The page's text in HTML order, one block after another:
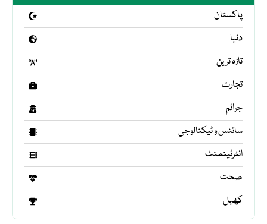
پاکستان
دنیا
تازہ ترین
تجارت
جرائم
سائنس و ٹیکنالوجی
انٹرٹینمنٹ
صحت
کھیل